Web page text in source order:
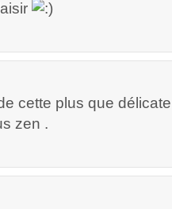
cette plus que
zen .